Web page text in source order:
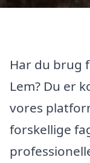
Har du brug
Lem? Du er
vores
forskellige